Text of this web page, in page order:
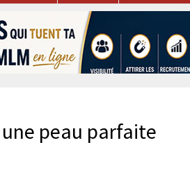
peau parfaite